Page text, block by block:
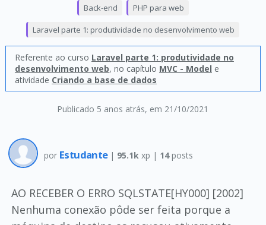
Publicado 5 anos atrás, em 21/10/2021
Back-end PHP para web
Laravel parte 1: produtividade no desenvolvimento web
Referente ao curso Laravel parte 1: produtividade no
desenvolvimento web, no capítulo MVC - Model e
atividade Criando a base de dados
por Estudante | 95.1k xp | 14posts
AO RECEBER O ERRO SQLSTATE[HY000] [2002]
Nenhuma conexão pôde ser feita porque a